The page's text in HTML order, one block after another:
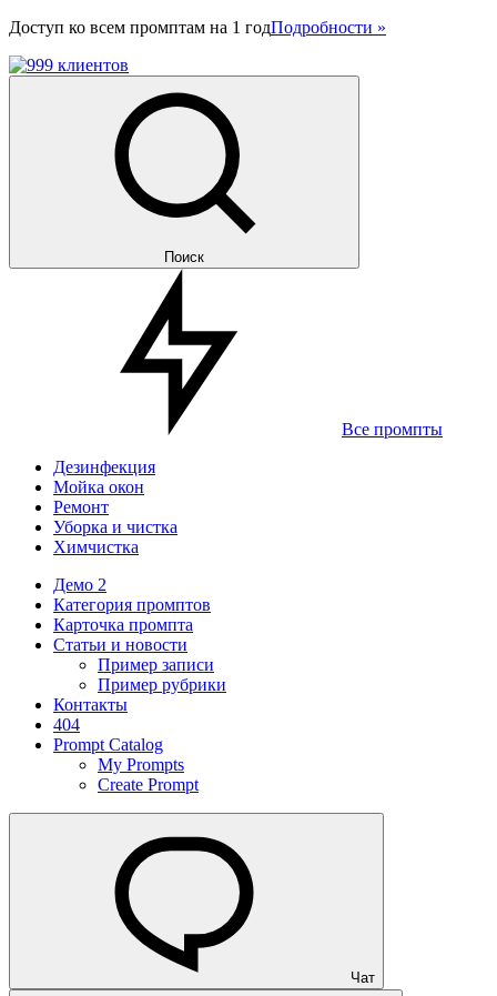
Доступ ко всем промптам на 1 годПодробности »
Поиск
Все промпты
Дезинфекция
Мойка окон
Ремонт
Уборка и чистка
Химчистка
Демо 2
Категория промптов
Карточка промпта
Статьи и новости
Пример записи
Пример рубрики
Контакты
404
Prompt Catalog
My Prompts
Create Prompt
Чат